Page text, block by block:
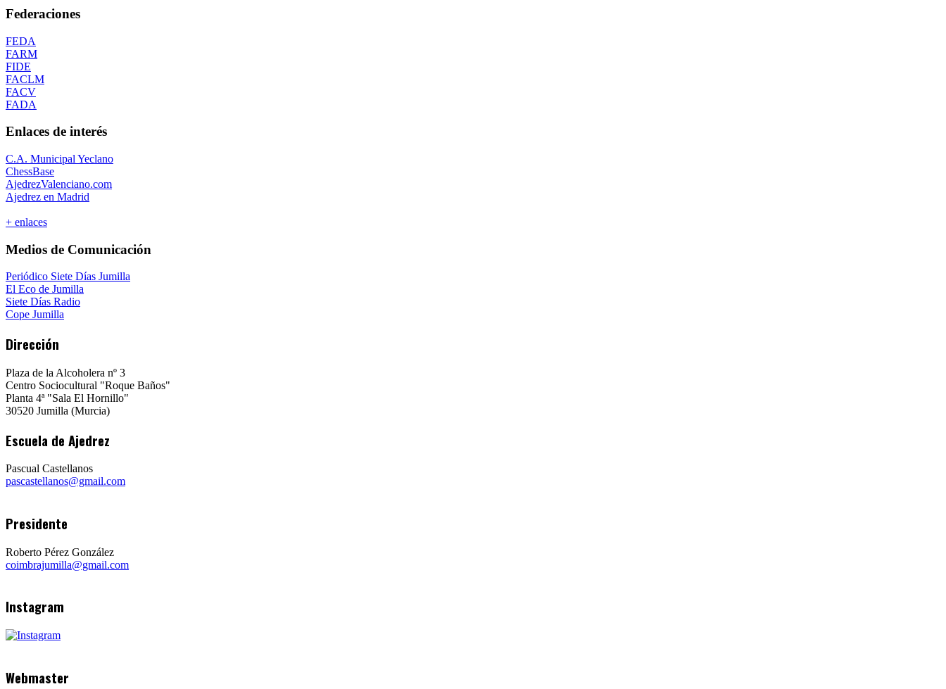
Federaciones
FEDA
FARM
FIDE
FACLM
FACV
FADA
Enlaces de interés
C.A. Municipal Yeclano
ChessBase
AjedrezValenciano.com
Ajedrez en Madrid
+ enlaces
Medios de Comunicación
Periódico Siete Días Jumilla
El Eco de Jumilla
Siete Días Radio
Cope Jumilla
Dirección
Plaza de la Alcoholera nº 3
Centro Sociocultural "Roque Baños"
Planta 4ª "Sala El Hornillo"
30520 Jumilla (Murcia)
Escuela de Ajedrez
Pascual Castellanos
pascastellanos@gmail.com
Presidente
Roberto Pérez González
coimbrajumilla@gmail.com
Instagram
Webmaster